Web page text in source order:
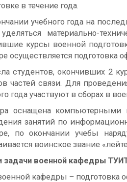
в течение года.
учебного года на
уделяться материально-
курсы военной
осуществляется подготовка
студентов, окончивших 2
частей связи. Для
года участвуют в сборах в
оснащена компьютерными
занятий по
по окончании учебы
воинское звание
задачи военной кафедры
кафедры – подготовка